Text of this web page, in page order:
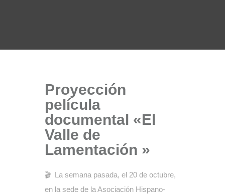
Proyección
película
documental «El
Valle de
Lamentación »
🎬 La semana pasada, el 20 de octubre,
en la sede de la Asociación Hispano-